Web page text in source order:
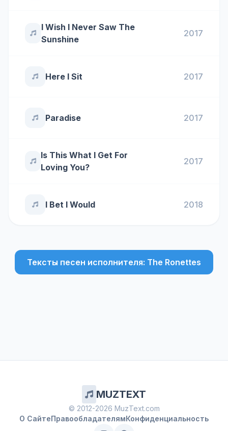
I Wish I Never Saw The
Sunshine
2017
Here I Sit 2017
Paradise 2017
Is This What I Get For
Loving You?
2017
I Bet I Would 2018
Тексты песен исполнителя: The Ronettes
MUZTEXT
© 2012-2026 MuzText.com
О СайтеПравообладателямКонфиденциальность